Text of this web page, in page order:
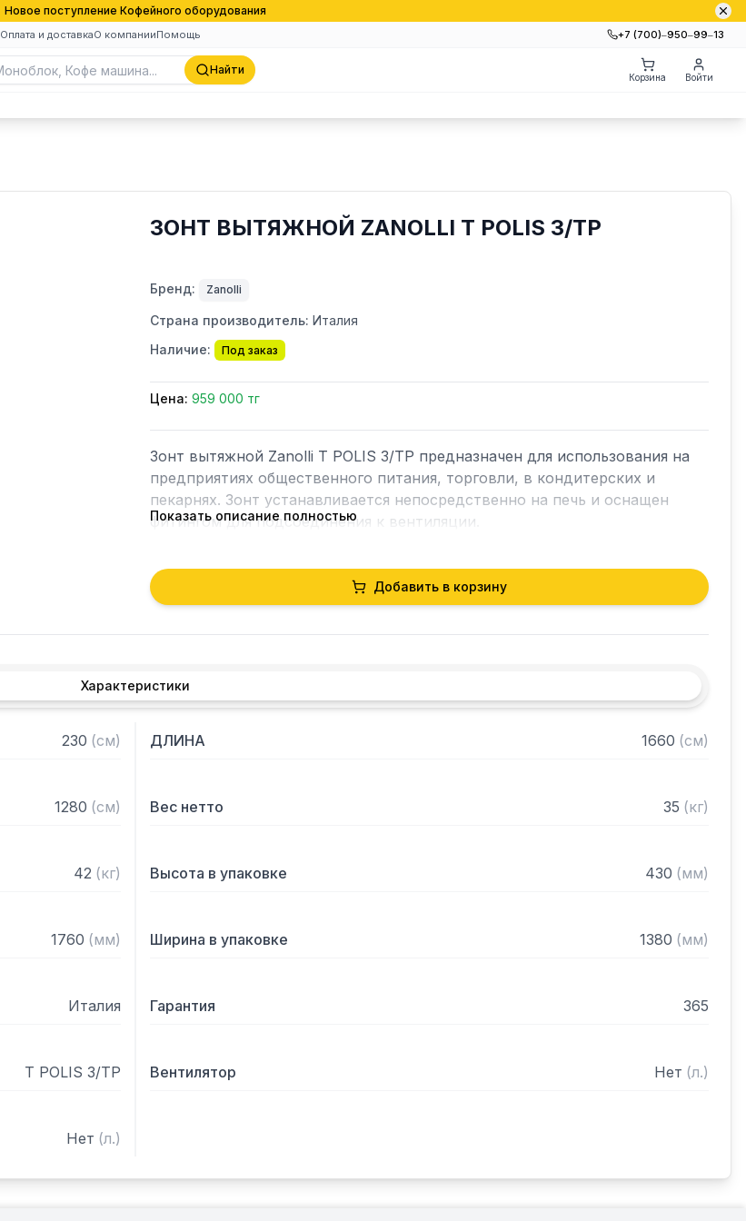
Новое поступление Кофейного оборудования
Оплата и доставкаО компанииПомощь +7 (700)‒950‒99‒13
Найти
Корзина Войти
ЗОНТ ВЫТЯЖНОЙ ZANOLLI T POLIS 3/TP
Бренд: Zanolli
Страна производитель: Италия
Наличие:
Под заказ
Цена: 959 000 тг
Зонт вытяжной Zanolli T POLIS 3/TP предназначен для использования на
предприятиях общественного питания, торговли, в кондитерских и
пекарнях. Зонт устанавливается непосредственно на печь и оснащен
фитингом для подсоединения к вентиляции.
*Для уточнения совместимости зонта с печью просим обратиться к
вашим менеджерам.
Показать описание полностью
Добавить в корзину
Характеристики
230 (см) ДЛИНА 1660 (см)
1280 (см) Вес нетто 35 (кг)
42 (кг) Высота в упаковке 430 (мм)
1760 (мм) Ширина в упаковке 1380 (мм)
Италия Гарантия 365
T POLIS 3/TP Вентилятор Нет (л.)
Нет (л.)